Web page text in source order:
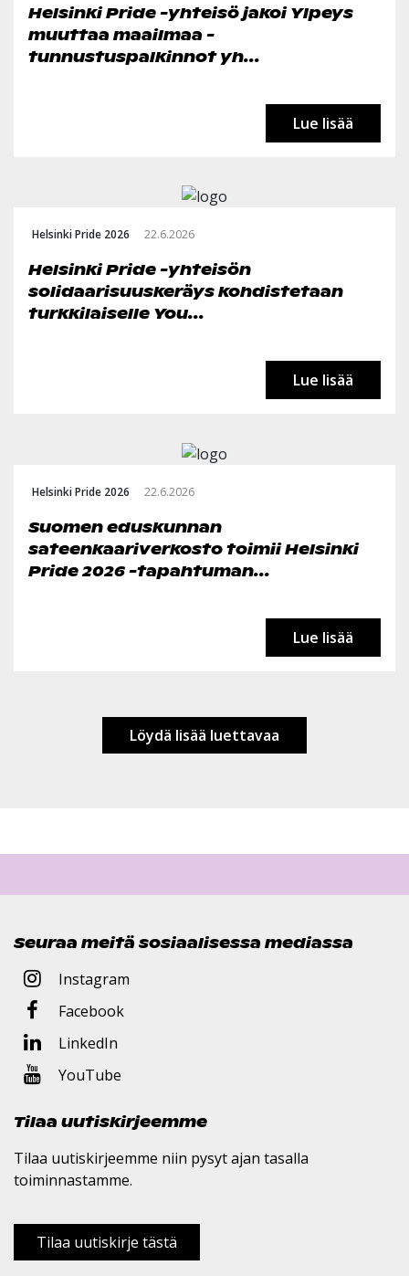
Helsinki Pride -yhteisö jakoi Ylpeys
muuttaa maailmaa -
tunnustuspalkinnot yh...
Lue lisää
Helsinki Pride 2026 22.6.2026
Helsinki Pride -yhteisön
solidaarisuuskeräys kohdistetaan
turkkilaiselle You...
Lue lisää
Helsinki Pride 2026 22.6.2026
Suomen eduskunnan
sateenkaariverkosto toimii Helsinki
Pride 2026 -tapahtuman...
Lue lisää
Löydä lisää luettavaa
Seuraa meitä sosiaalisessa mediassa
Instagram
Facebook
LinkedIn
YouTube
Tilaa uutiskirjeemme
Tilaa uutiskirjeemme niin pysyt ajan tasalla
toiminnastamme.
Tilaa uutiskirje tästä